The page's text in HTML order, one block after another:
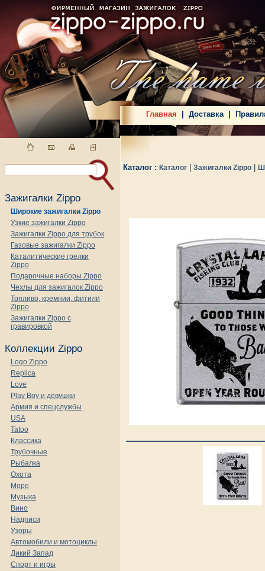
Главная Доставка
Зажигалки Zippo
Широкие зажигалки Zippo
Узкие зажигалки Zippo
Зажигалки Zippo для трубок
Газовые зажигалки Zippo
Каталитические грелки
Zippo
Подарочные наборы Zippo
Чехлы для зажигалок Zippo
Топливо, кремнии, фитили
Zippo
Зажигалки Zippo с
гравировкой
Коллекции Zippo
Logo Zippo
Replica
Love
Play Boy и девушки
Армия и спецслужбы
USA
Tatoo
Классика
Трубочные
Рыбалка
Охота
Море
Музыка
Вино
Надписи
Узоры
Автомобили и мотоциклы
Дикий Запад
Спорт и игры
Каталог : Каталог Зажигалки Zippo